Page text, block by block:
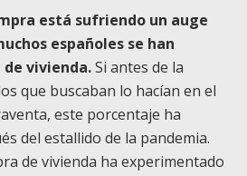
está sufriendo un auge
españoles se han
de vivienda.Si antes de la
que buscaban lo hacían en el
este porcentaje ha
del estallido de la pandemia.
de vivienda ha experimentado